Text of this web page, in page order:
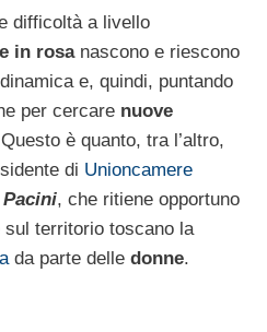
difficoltà a livello
in rosanascono e riescono
e, quindi, puntando
per cercare nuove
è quanto, tra l’altro,
di Unioncamere
, che ritiene opportuno
territorio toscano la
da parte delle donne.